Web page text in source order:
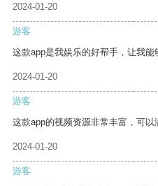
2024-01-20
游客
这款app是我娱乐的好帮手，让我能
2024-01-20
游客
这款app的视频资源非常丰富，可以
2024-01-20
游客